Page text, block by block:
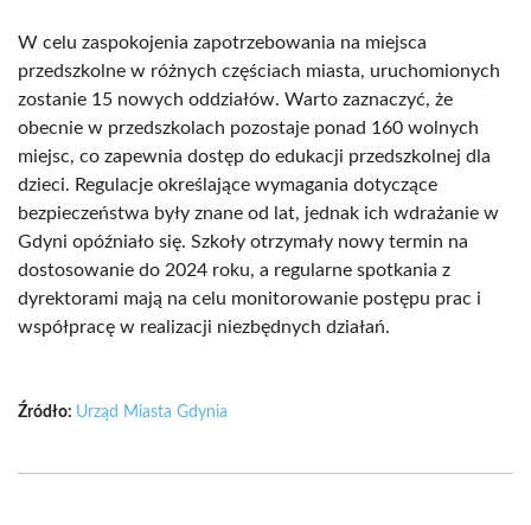
W celu zaspokojenia zapotrzebowania na miejsca
przedszkolne w różnych częściach miasta, uruchomionych
zostanie 15 nowych oddziałów. Warto zaznaczyć, że
obecnie w przedszkolach pozostaje ponad 160 wolnych
miejsc, co zapewnia dostęp do edukacji przedszkolnej dla
dzieci. Regulacje określające wymagania dotyczące
bezpieczeństwa były znane od lat, jednak ich wdrażanie w
Gdyni opóźniało się. Szkoły otrzymały nowy termin na
dostosowanie do 2024 roku, a regularne spotkania z
dyrektorami mają na celu monitorowanie postępu prac i
współpracę w realizacji niezbędnych działań.
Źródło: Urząd Miasta Gdynia